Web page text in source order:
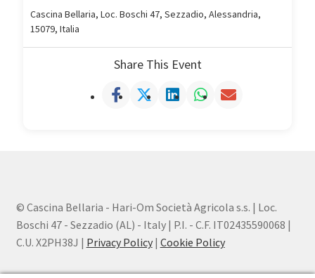
Cascina Bellaria, Loc. Boschi 47, Sezzadio, Alessandria,
15079, Italia
Share This Event
© Cascina Bellaria - Hari-Om Società Agricola s.s. | Loc.
Boschi 47 - Sezzadio (AL) - Italy | P.I. - C.F. IT02435590068 |
C.U. X2PH38J | Privacy Policy| Cookie Policy